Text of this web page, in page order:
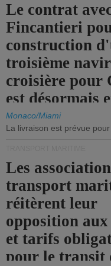
Le contrat
Fincantieri
construction
troisième
croisière pour
est désormais
vigueur.
Monaco/Miami
La livraison est prévue pour
Les
transport
réitèrent leur
opposition aux
et tarifs
pour le transit